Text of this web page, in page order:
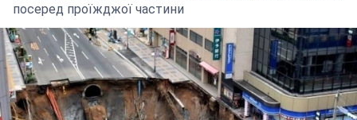
посеред проїжджої частини